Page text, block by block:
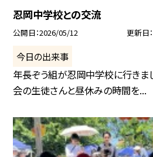
忍岡中学校との交流
公開日 2026/05/12 更新日
今日の出来事
年長ぞう組が忍岡中学校に行きま
会の生徒さんと昼休みの時間を...